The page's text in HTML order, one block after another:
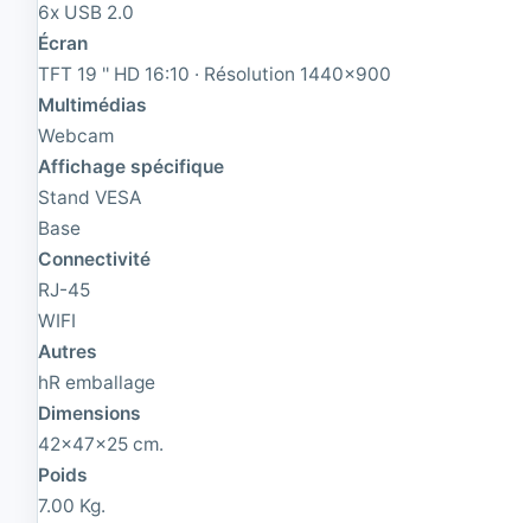
z
|
3
2
G
B
R
A
M
|
5
1
2
G
S
S
D
8
G
B
R
A
M
|
2
5
6
B
S
S
M
2
6x USB 2.0
Écran
TFT 19 '' HD 16:10 · Résolution 1440x900
Multimédias
Webcam
Affichage spécifique
Stand VESA
Base
Connectivité
RJ-45
WIFI
Autres
hR emballage
Dimensions
42x47x25 cm.
Poids
7.00 Kg.